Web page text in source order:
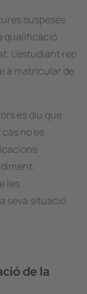
suspeses
qualificació
L’estudiant rep
a matricular de
es diu que
no es
les
seva situació
de la